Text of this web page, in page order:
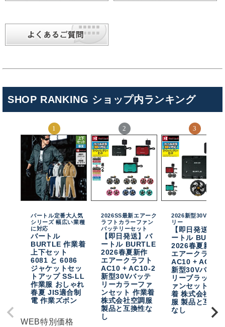
SHOP RANKING ショップ内ランキング
バートル定番大人気
シリーズ 幅広い業種
に対応
バートル
BURTLE 作業着
上下セット
6081 と 6086
ジャケットセッ
トアップ SS-LL
作業服 おしゃれ
春夏 JIS適合制
電 作業ズボン
WEB特別価格
2026SS最新エアーク
ラフトカラーファン
バッテリーセット
【即日発送】バ
ートル BURTLE
2026春夏新作
エアークラフト
AC10 + AC10-2
新型30Vバッテ
リーカラーファ
ンセット 作業着
株式会社空調服
製品と互換性な
し
2026新型30Vバッテ
リー
【即日発送】バ
ートル
2026春夏新作
エアークラフト
AC10 + AC10-
新型30Vバッテ
リーブラックフ
ァンセット 作業
着 株式会社空調
服 製品と互換性
なし